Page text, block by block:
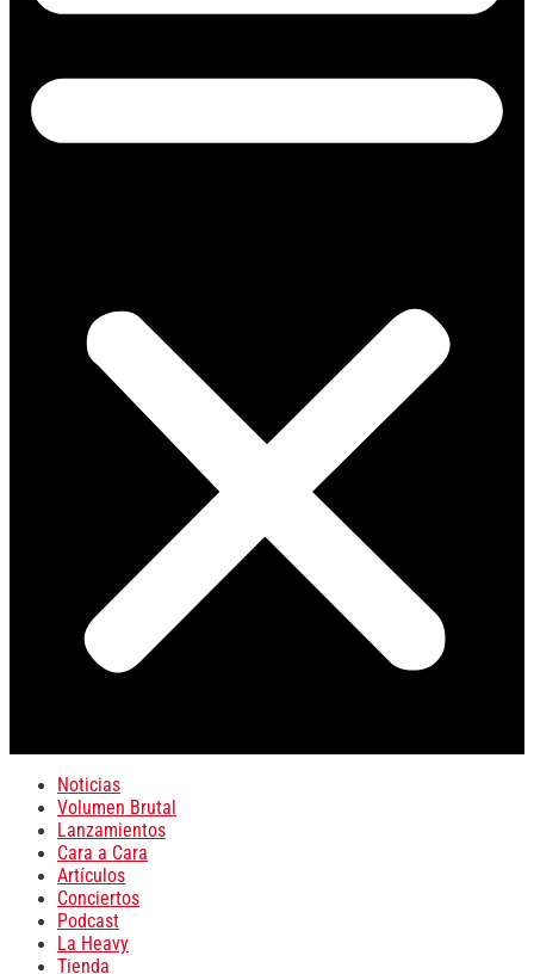
Noticias
Volumen Brutal
Lanzamientos
Cara a Cara
Artículos
Conciertos
Podcast
La Heavy
Tienda